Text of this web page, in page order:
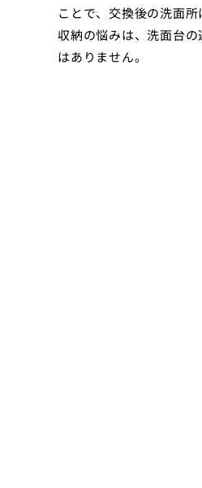
ことで、交換後の洗面
収納の悩みは、洗面台
はありません。